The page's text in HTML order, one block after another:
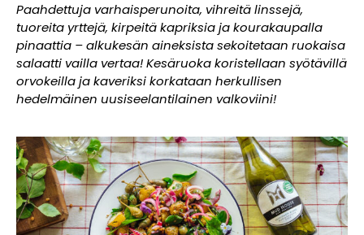
Paahdettuja varhaisperunoita, vihreitä linssejä,
tuoreita yrttejä, kirpeitä kapriksia ja kourakaupalla
pinaattia – alkukesän aineksista sekoitetaan ruokaisa
salaatti vailla vertaa! Kesäruoka koristellaan syötävillä
orvokeilla ja kaveriksi korkataan herkullisen
hedelmäinen uusiseelantilainen valkoviini!